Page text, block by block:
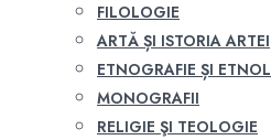
FILOLOGIE
ARTĂ ȘI ISTORIA ARTEI
ETNOGRAFIE ȘI
MONOGRAFII
RELIGIE ŞI TEOLOGIE